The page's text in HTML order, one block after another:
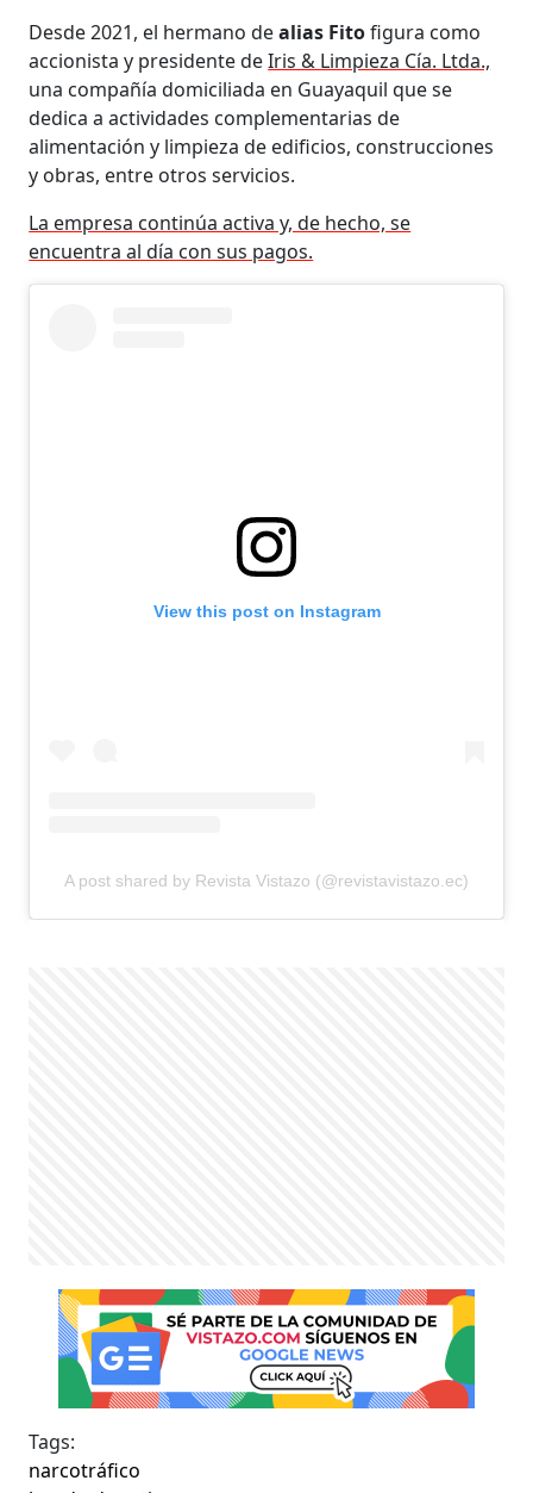
Desde 2021, el hermano dealias Fitofigura como
accionista y presidente deIris & Limpieza Cía. Ltda.,
una compañía domiciliada en Guayaquil que se
dedica a actividades complementarias de
alimentación y limpieza de edificios, construcciones
y obras, entre otros servicios.
La empresa continúa activa y, de hecho, se
encuentra al día con sus pagos.
View this post on Instagram
A post shared by Revista Vistazo (@revistavistazo.ec)
Tags:
narcotráfico